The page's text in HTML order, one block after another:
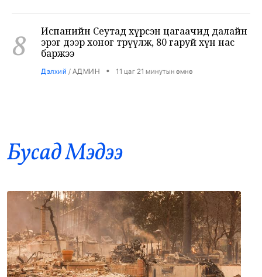
8
эрэг дээр хоног төөрүүлж, 80 гаруй хүн нас
баржээ
Дэлхий/АДМИН • 11 цаг 21 минутын өмнө
10 Засгийн газар АДМИН • 11 цаг 36 минутын өмнө
11
16 төрлийн эмийг нэг эх үүсвэрээс
худалдан авах журмыг баталлаа
Засгийн газар/АДМИН • 11 цаг 49 минутын өмнө
Бусад Mэдээ